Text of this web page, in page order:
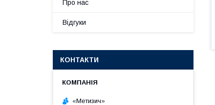
Про нас
Відгуки
КОНТАКТИ
«Метизич»